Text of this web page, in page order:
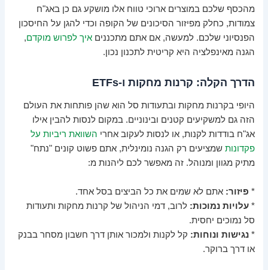
מהכסף שלכם במוצרים ארוכי טווח אלו מושקע גם כן באג"ח
צמודות, כחלק מפיזור הסיכונים של הקופה וכדי להגן על החיסכון
הפנסיוני שלכם. למעשה, אם אתם מתכנניםאיך לפרוש מוקדם,
הגנה מאינפלציה היא קריטית לתכנון נכון.
הדרך הקלה: קרנות מחקות ו-ETFs
היופי בקרנות מחקות ובתעודות סל הוא שהן פותחות את העולם
הזה גם למשקיעים קטנים ובינוניים. במקום לנסות להבין אילו
אג"ח בודדות לקנות, או לנסות לעקוב אחרי השוואת ריביות על
פקדונות שמציעים רק הגנה נומינלית, אתם פשוט קונים "נתח"
מתיק מגוון ומנוהל. זה מאפשר לכם ליהנות מ:
* פיזור: אתם לא שמים את כל הביצים בסל אחד.
*עלויות נמוכות: לרוב, דמי הניהול של קרנות מחקות ותעודות
סל נמוכים יחסית.
*נגישות ונוחות: קל לקנות ולמכור אותן דרך חשבון מסחר בבנק
או דרך ברוקר.